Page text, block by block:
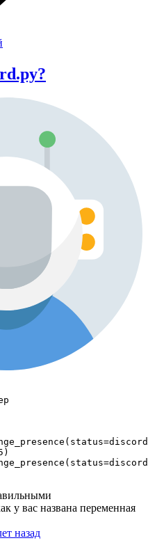
у вас названа переменная
назад